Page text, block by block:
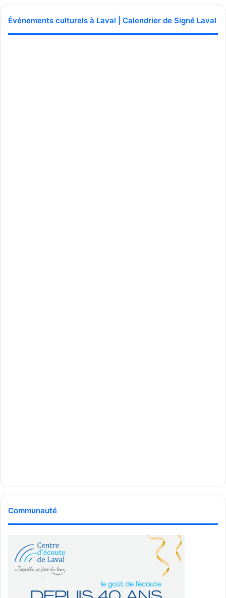
Événements culturels à Laval | Calendrier de Signé Laval
Communauté